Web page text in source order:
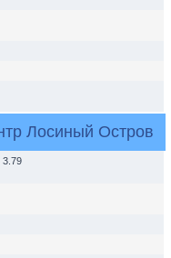
Лосиный Остров
3.79